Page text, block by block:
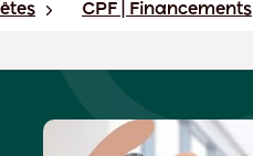
CPF | Financements